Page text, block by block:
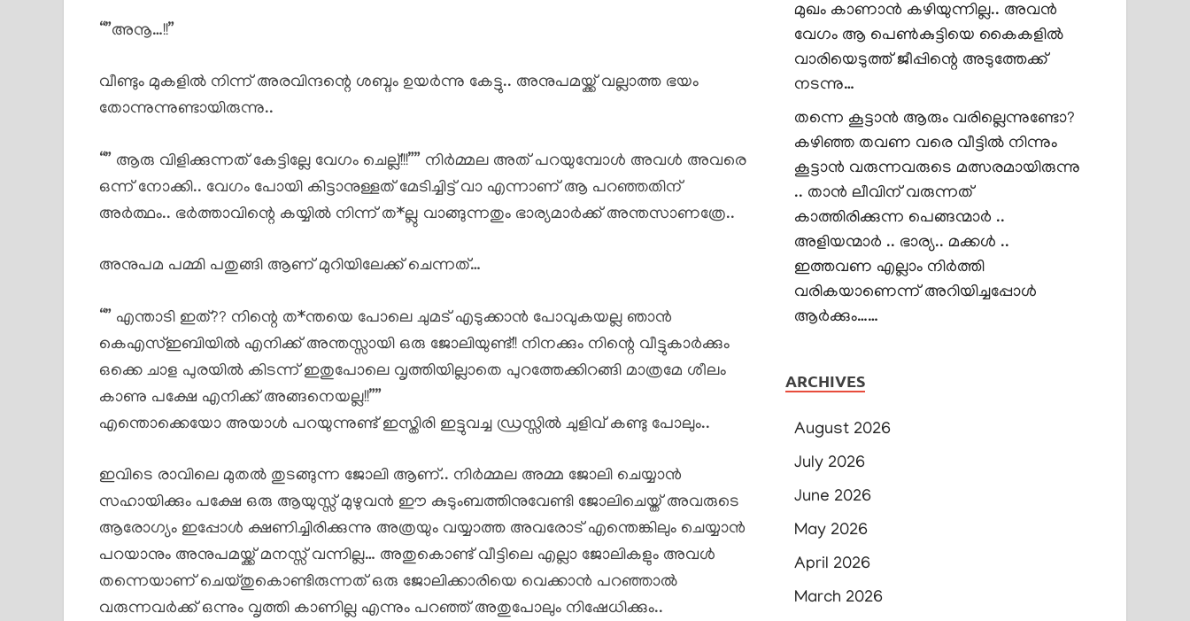
“”അനൂ…!!”
വീണ്ടും മുകളിൽ നിന്ന് അരവിന്ദന്റെ ശബ്ദം ഉയർന്നു കേട്ടു.. അനുപമയ്ക്ക് വല്ലാത്ത ഭയം
തോന്നുന്നുണ്ടായിരുന്നു..
“” ആരു വിളിക്കുന്നത് കേട്ടില്ലേ വേഗം ചെല്ല്!!!”” നിർമ്മല അത് പറയുമ്പോൾ അവൾ അവരെ
ഒന്ന് നോക്കി.. വേഗം പോയി കിട്ടാനുള്ളത് മേടിച്ചിട്ട് വാ എന്നാണ് ആ പറഞ്ഞതിന്
അർത്ഥം.. ഭർത്താവിന്റെ കയ്യിൽ നിന്ന് ത*ല്ലു വാങ്ങുന്നതും ഭാര്യമാർക്ക് അന്തസാണത്രേ..
അനുപമ പമ്മി പതുങ്ങി ആണ് മുറിയിലേക്ക് ചെന്നത്…
“” എന്താടി ഇത്?? നിന്റെ ത*ന്തയെ പോലെ ചുമട് എടുക്കാൻ പോവുകയല്ല ഞാൻ
കെഎസ്ഇബിയിൽ എനിക്ക് അന്തസ്സായി ഒരു ജോലിയുണ്ട്!! നിനക്കും നിന്റെ വീട്ടുകാർക്കും
ഒക്കെ ചാള പുരയിൽ കിടന്ന് ഇതുപോലെ വൃത്തിയില്ലാതെ പുറത്തേക്കിറങ്ങി മാത്രമേ ശീലം
കാണു പക്ഷേ എനിക്ക് അങ്ങനെയല്ല!!””
എന്തൊക്കെയോ അയാൾ പറയുന്നുണ്ട് ഇസ്തിരി ഇട്ടുവച്ച ഡ്രസ്സിൽ ചുളിവ് കണ്ടു പോലും..
ഇവിടെ രാവിലെ മുതൽ തുടങ്ങുന്ന ജോലി ആണ്.. നിർമ്മല അമ്മ ജോലി ചെയ്യാൻ
സഹായിക്കും പക്ഷേ ഒരു ആയുസ്സ് മുഴുവൻ ഈ കുടുംബത്തിനുവേണ്ടി ജോലിചെയ്ത് അവരുടെ
ആരോഗ്യം ഇപ്പോൾ ക്ഷണിച്ചിരിക്കുന്നു അത്രയും വയ്യാത്ത അവരോട് എന്തെങ്കിലും ചെയ്യാൻ
പറയാനും അനുപമയ്ക്ക് മനസ്സ് വന്നില്ല… അതുകൊണ്ട് വീട്ടിലെ എല്ലാ ജോലികളും അവൾ
തന്നെയാണ് ചെയ്തുകൊണ്ടിരുന്നത് ഒരു ജോലിക്കാരിയെ വെക്കാൻ പറഞ്ഞാൽ
വരുന്നവർക്ക് ഒന്നും വൃത്തി കാണില്ല എന്നും പറഞ്ഞ് അതുപോലും നിഷേധിക്കും..
മുഖം കാണാൻ കഴിയുന്നില്ല.. അവൻ
വേഗം ആ പെൺകുട്ടിയെ കൈകളിൽ
വാരിയെടുത്ത് ജീപ്പിന്റെ അടുത്തേക്ക്
നടന്നു…
തന്നെ കൂട്ടാൻ ആരും വരില്ലെന്നുണ്ടോ?
കഴിഞ്ഞ തവണ വരെ വീട്ടിൽ നിന്നും
കൂട്ടാൻ വരുന്നവരുടെ മത്സരമായിരുന്നു
.. താൻ ലീവിന് വരുന്നത്
കാത്തിരിക്കുന്ന പെങ്ങന്മാർ ..
അളിയന്മാർ .. ഭാര്യ.. മക്കൾ ..
ഇത്തവണ എല്ലാം നിർത്തി
വരികയാണെന്ന് അറിയിച്ചപ്പോൾ
ആർക്കും……
ARCHIVES
August 2026
July 2026
June 2026
May 2026
April 2026
March 2026